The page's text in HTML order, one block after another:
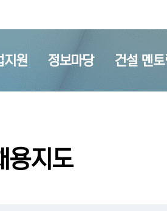
지원 정보마당 건설 멘
용지도